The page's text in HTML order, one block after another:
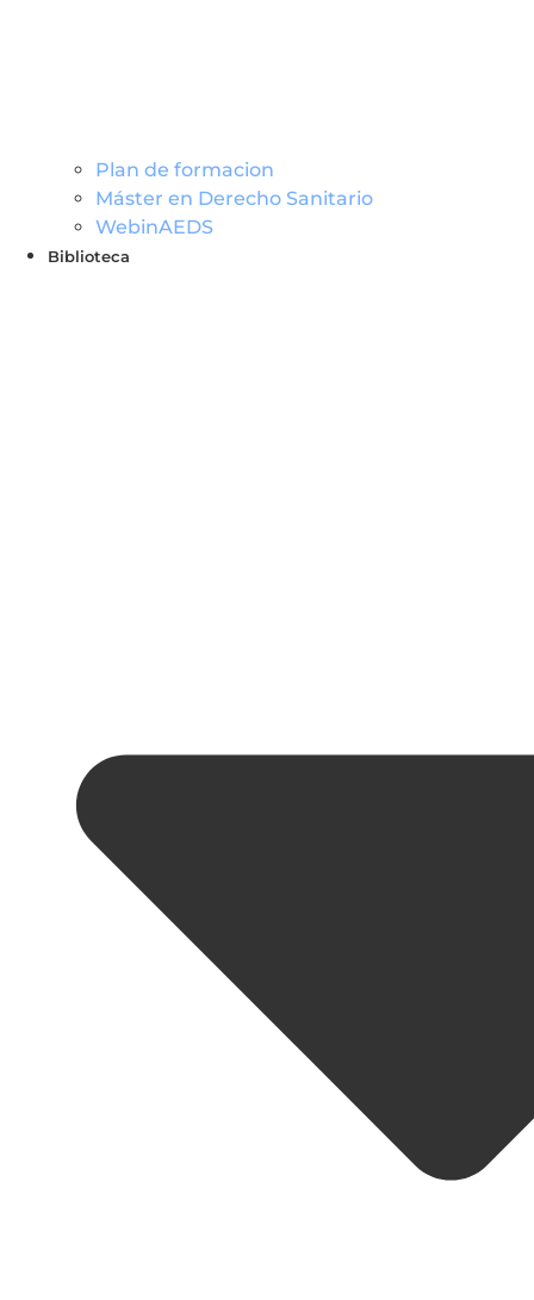
Plan de formacion
Máster en Derecho Sanitario
WebinAEDS
Biblioteca